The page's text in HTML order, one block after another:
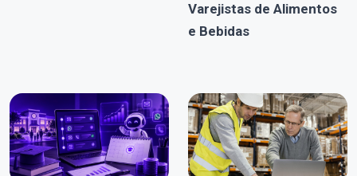
Varejistas de Alimentos
e Bebidas